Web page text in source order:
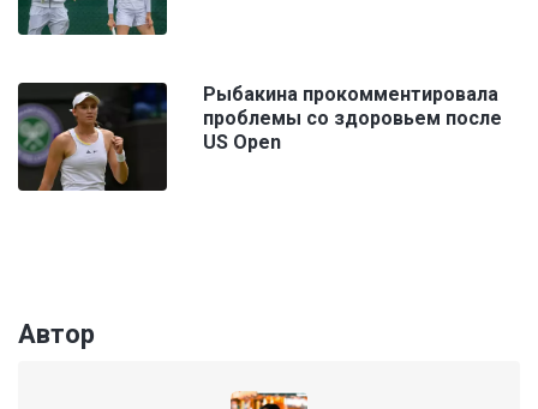
Рыбакина прокомментировала
проблемы со здоровьем после
US Open
Автор